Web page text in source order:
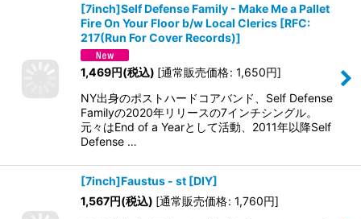
[7inch]Self Defense Family - Make Me a Pallet
Fire On Your Floor b/w Local Clerics [RFC:
217(Run For Cover Records)]
1,469円(税込) [通常販売価格: 1,650円]
NY出身のポストハードコアバンド、Self Defense
Familyの2020年リリースの7インチシングル。
元々はEnd of a Yearとして活動、2011年以降Self
Defense …
[7inch]Faustus - st [DIY]
1,567円(税込) [通常販売価格: 1,760円]